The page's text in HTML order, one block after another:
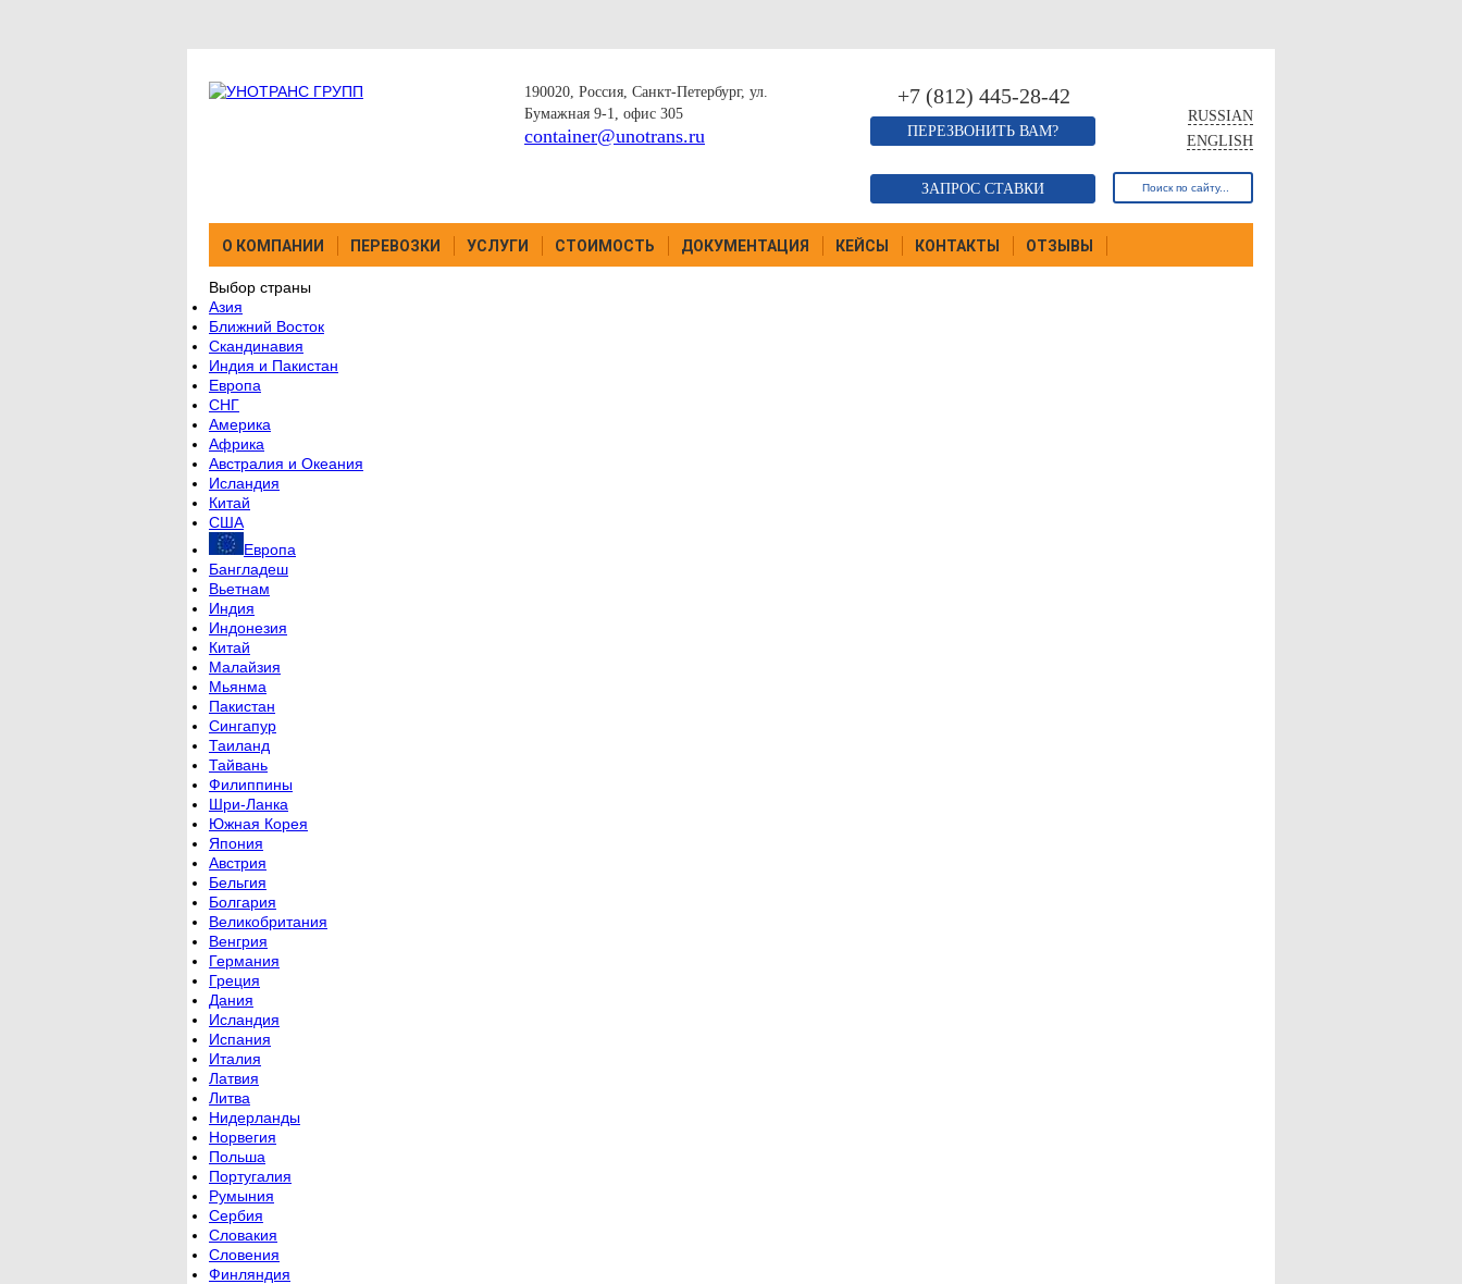
190020, Россия, Санкт-Петербург, ул.
Бумажная 9-1, офис 305
container@unotrans.ru
+7 (812) 445-28-42
ПЕРЕЗВОНИТЬ ВАМ?
ЗАПРОС СТАВКИ
RUSSIAN
ENGLISH
О КОМПАНИИ ПЕРЕВОЗКИ УСЛУГИ СТОИМОСТЬ ДОКУМЕНТАЦИЯ КЕЙСЫ КОНТАКТЫ ОТЗЫВЫ
Выбор страны
Азия
Ближний Восток
Скандинавия
Индия и Пакистан
Европа
СНГ
Америка
Африка
Австралия и Океания
Исландия
Китай
США
Европа
Бангладеш
Вьетнам
Индия
Индонезия
Китай
Малайзия
Мьянма
Пакистан
Сингапур
Таиланд
Тайвань
Филиппины
Шри-Ланка
Южная Корея
Япония
Австрия
Бельгия
Болгария
Великобритания
Венгрия
Германия
Греция
Дания
Исландия
Испания
Италия
Латвия
Литва
Нидерланды
Норвегия
Польша
Португалия
Румыния
Сербия
Словакия
Словения
Финляндия